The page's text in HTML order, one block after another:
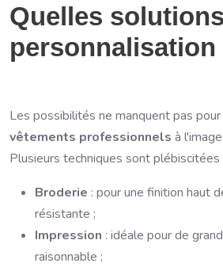
Quelles
Les possibilités ne manquent pas
vêtements professionnels à
Plusieurs techniques sont
Broderie : pour une finition haut
résistante ;
Impression : idéale pour de
raisonnable ;